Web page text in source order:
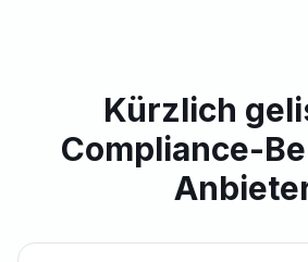
Kürzlich
Compliance-